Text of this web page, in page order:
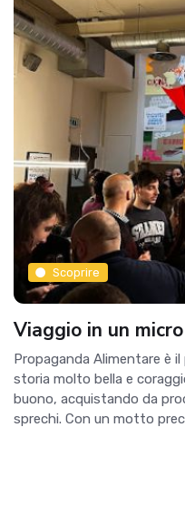
Scoprire
Viaggio in un
Propaganda Alimentare è
storia molto bella e
buono, acquistando da
sprechi. Con un motto